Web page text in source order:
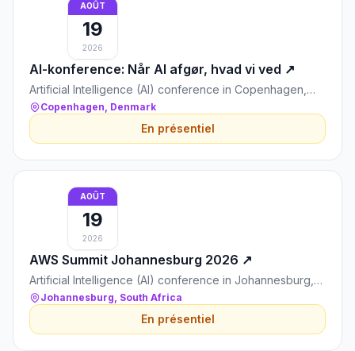
AOÛT
19
2026
AI-konference: Når AI afgør, hvad vi ved ↗
Artificial Intelligence (AI) conference in Copenhagen,
Denmark
Copenhagen, Denmark
En présentiel
AOÛT
19
2026
AWS Summit Johannesburg 2026 ↗
Artificial Intelligence (AI) conference in Johannesburg,
South Africa
Johannesburg, South Africa
En présentiel